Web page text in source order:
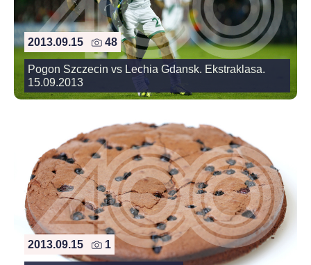
2013.09.15 48
Pogon Szczecin vs Lechia Gdansk. Ekstraklasa.
15.09.2013
2013.09.15 1